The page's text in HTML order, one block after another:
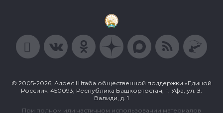
© 2005-2026, Адрес Штаба общественной поддержки «Единой
России»: 450093, Республика Башкортостан, г. Уфа, ул. З.
Валиди, д. 1
При полном или частичном использовании материалов